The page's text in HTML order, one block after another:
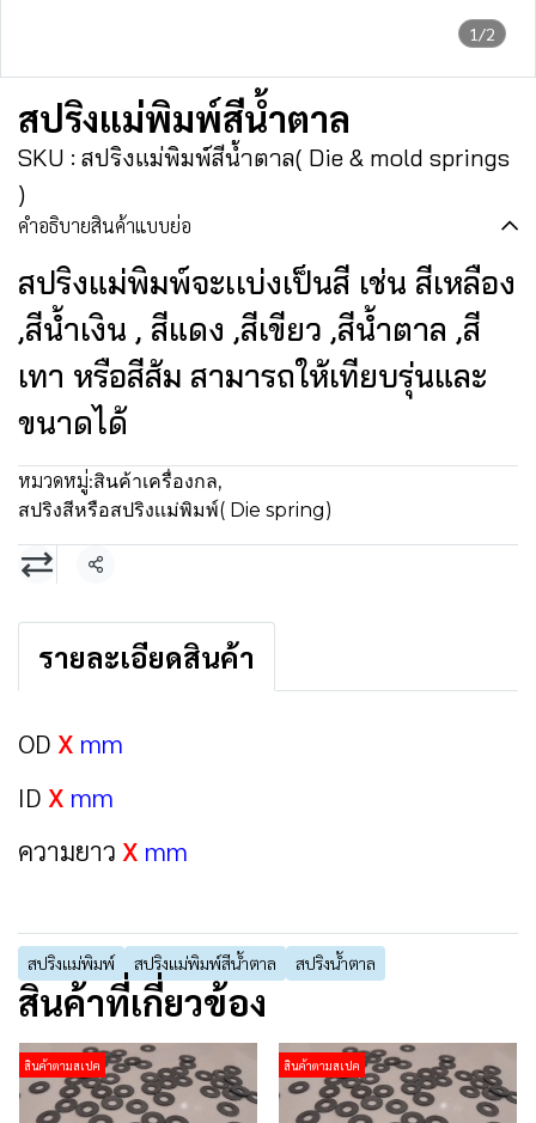
1/2
สปริงแม่พิมพ์สีน้ำตาล
SKU : สปริงแม่พิมพ์สีน้ำตาล( Die & mold springs
)
คำอธิบายสินค้าแบบย่อ
สปริงแม่พิมพ์จะเเบ่งเป็นสี เช่น สีเหลือง
,สีน้ำเงิน , สีแดง ,สีเขียว ,สีน้ำตาล ,สี
เทา หรือสีส้ม สามารถให้เทียบรุ่นและ
ขนาดได้
หมวดหมู่:สินค้าเครื่องกล,
สปริงสีหรือสปริงเเม่พิมพ์( Die spring)
แชร์
รายละเอียดสินค้า
OD X mm
ID X mm
ความยาว X mm
สปริงแม่พิมพ์ สปริงแม่พิมพ์สีน้ำตาล สปริงน้ำตาล
สินค้าที่เกี่ยวข้อง
สินค้าตามสเปค สินค้าตามสเปค